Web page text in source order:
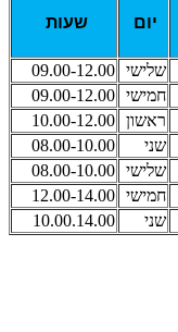
יום שעות
שלישי 09.00-12.00
חמישי 09.00-12.00
ראשון 10.00-12.00
שני
08.00-10.00
שלישי 08.00-10.00
חמישי 12.00-14.00
שני 10.00.14.00